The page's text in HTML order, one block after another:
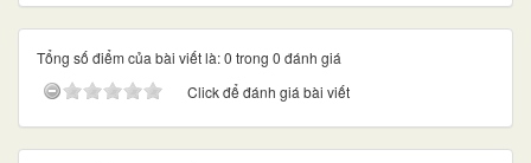
Tổng số điểm của bài viết là: 0 trong 0 đánh giá
Click để đánh giá bài viết